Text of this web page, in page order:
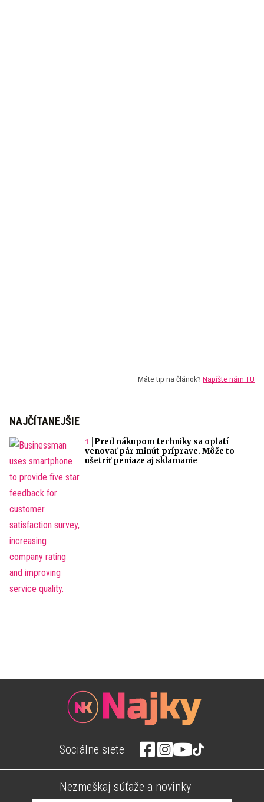
Máte tip na článok? Napíšte nám TU
NAJČÍTANEJŠIE
Pred nákupom techniky sa oplatí
venovať pár minút príprave. Môže to
ušetriť peniaze aj sklamanie
Sociálne siete
Nezmeškaj súťaže a novinky